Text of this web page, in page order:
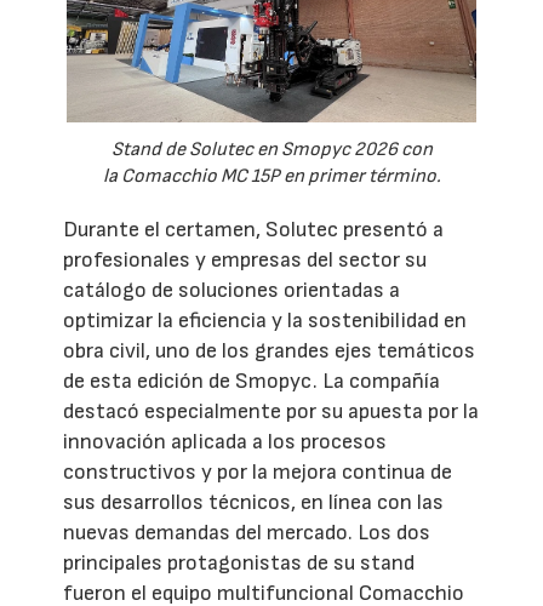
Stand de Solutec en Smopyc 2026 con
la Comacchio MC 15P en primer término.
Durante el certamen, Solutec presentó a
profesionales y empresas del sector su
catálogo de soluciones orientadas a
optimizar la eficiencia y la sostenibilidad en
obra civil, uno de los grandes ejes temáticos
de esta edición de Smopyc. La compañía
destacó especialmente por su apuesta por la
innovación aplicada a los procesos
constructivos y por la mejora continua de
sus desarrollos técnicos, en línea con las
nuevas demandas del mercado. Los dos
principales protagonistas de su stand
fueron el equipo multifuncional Comacchio